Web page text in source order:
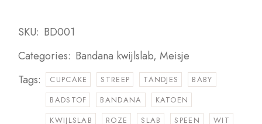
SKU: BD001
Categories: Bandana kwijlslab,Meisje
Tags:
CUPCAKE STREEP TANDJES
BABY
BADSTOF
BANDANA
KATOEN
KWIJLSLAB
ROZE SLAB SPEEN WIT